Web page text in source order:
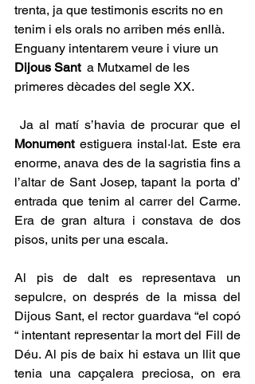
trenta, ja que testimonis escrits no en
tenim i els orals no arriben més enllà.
Enguany intentarem veure i viure un
Dijous Sant a Mutxamel de les
primeres dècades del segle XX.
Monument estiguera instal·lat. Este era
enorme, anava des de la sagristia fins a
l’altar de Sant Josep, tapant la porta d’
entrada que tenim al carrer del Carme.
Era de gran altura i constava de dos
pisos, units per una escala.
Al pis de dalt es representava un
sepulcre, on després de la missa del
Dijous Sant, el rector guardava “el copó
“ intentant representar la mort del Fill de
Déu. Al pis de baix hi estava un llit que
tenia una capçalera preciosa, on era